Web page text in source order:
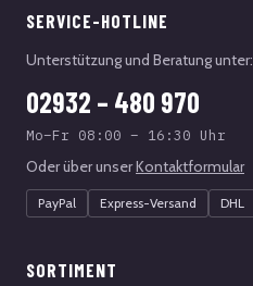
SERVICE-HOTLINE
Unterstützung und Beratung unter:
02932 – 480 970
Mo–Fr 08:00 – 16:30 Uhr
Oder über unserKontaktformular
PayPal Express-Versand DHL
SORTIMENT